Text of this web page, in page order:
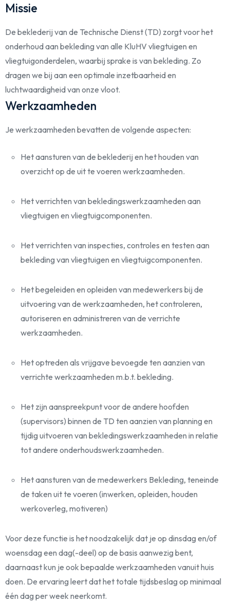
Missie
De beklederij van de Technische Dienst (TD) zorgt voor het
onderhoud aan bekleding van alle KluHV vliegtuigen en
vliegtuigonderdelen, waarbij sprake is van bekleding. Zo
dragen we bij aan een optimale inzetbaarheid en
luchtwaardigheid van onze vloot.
Werkzaamheden
Je werkzaamheden bevatten de volgende aspecten:
Het aansturen van de beklederij en het houden van
overzicht op de uit te voeren werkzaamheden.
Het verrichten van bekledingswerkzaamheden aan
vliegtuigen en vliegtuigcomponenten.
Het verrichten van inspecties, controles en testen aan
bekleding van vliegtuigen en vliegtuigcomponenten.
Het begeleiden en opleiden van medewerkers bij de
uitvoering van de werkzaamheden, het controleren,
autoriseren en administreren van de verrichte
werkzaamheden.
Het optreden als vrijgave bevoegde ten aanzien van
verrichte werkzaamheden m.b.t. bekleding.
Het zijn aanspreekpunt voor de andere hoofden
(supervisors) binnen de TD ten aanzien van planning en
tijdig uitvoeren van bekledingswerkzaamheden in relatie
tot andere onderhoudswerkzaamheden.
Het aansturen van de medewerkers Bekleding, teneinde
de taken uit te voeren (inwerken, opleiden, houden
werkoverleg, motiveren)
Voor deze functie is het noodzakelijk dat je op dinsdag en/of
woensdag een dag(-deel) op de basis aanwezig bent,
daarnaast kun je ook bepaalde werkzaamheden vanuit huis
doen. De ervaring leert dat het totale tijdsbeslag op minimaal
één dag per week neerkomt.